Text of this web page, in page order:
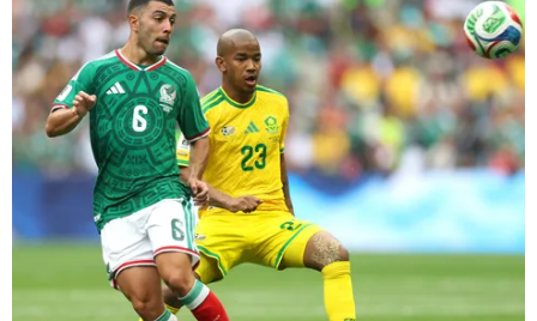
LEE TAMBIÉN